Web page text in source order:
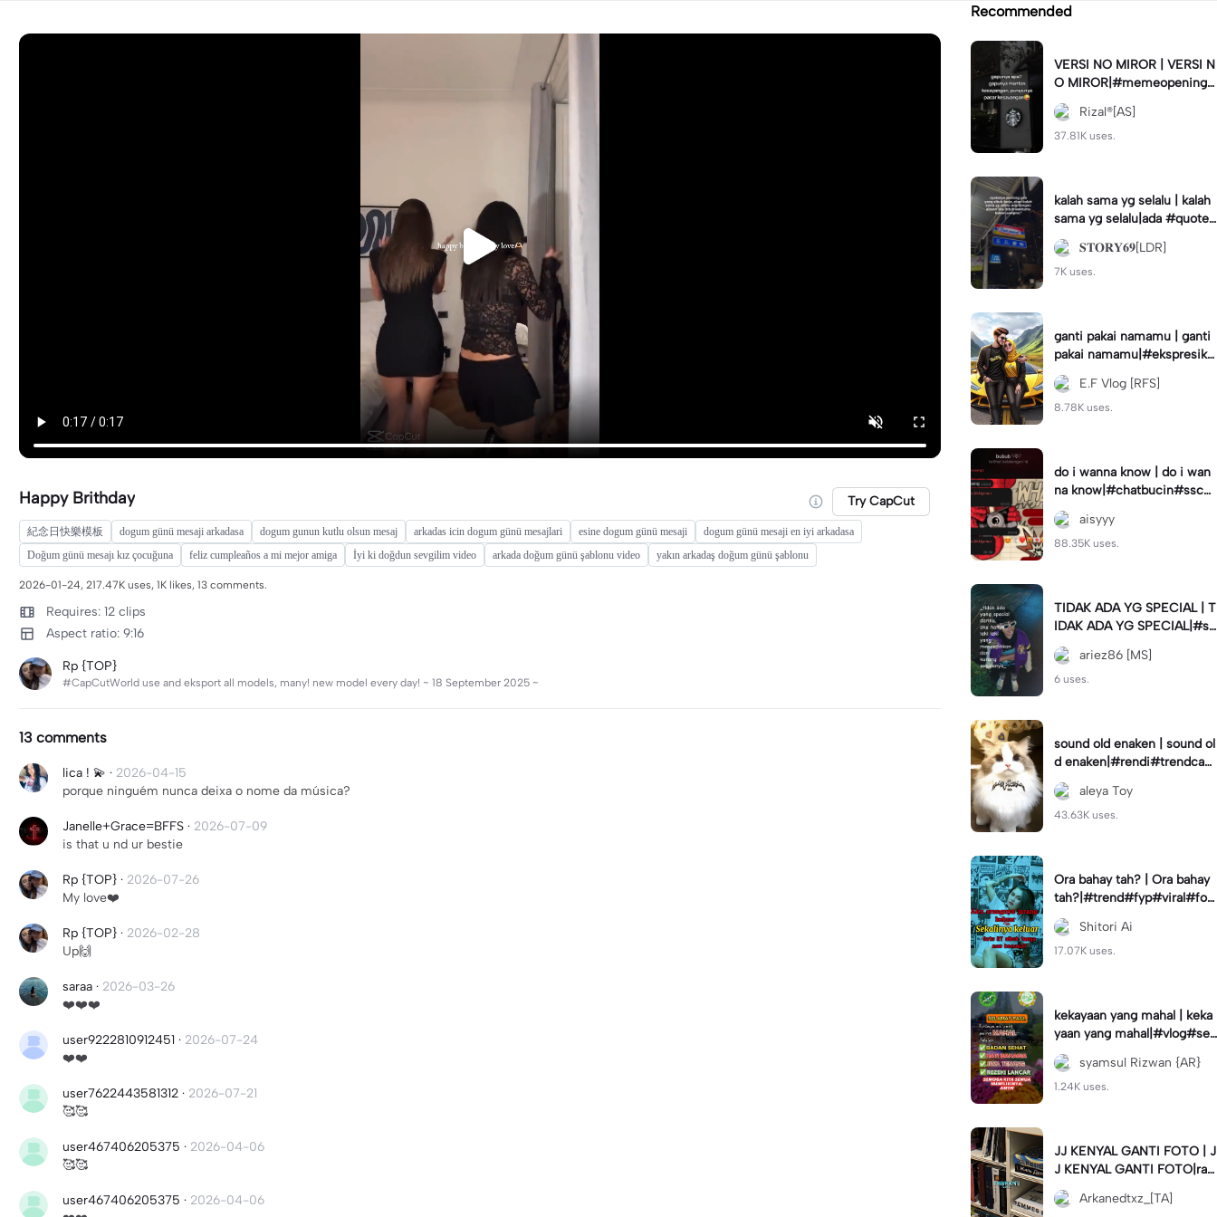
Happy Brithday Try CapCut
紀念日快樂模板 dogum günü mesaji arkadasa dogum gunun kutlu olsun mesaj arkadas icin dogum günü mesajlari esine dogum günü mesaji
dogum günü mesaji en iyi arkadasa
Doğum günü mesajı kız çocuğuna
feliz cumpleaños a mi mejor amiga İyi ki doğdun sevgilim video arkada doğum günü şablonu video yakın arkadaş doğum günü şablonu
2026-01-24, 217.47K uses, 1K likes, 13 comments.
Requires: 12 clips
Aspect ratio: 9:16
Rp {TOP}
#CapCutWorld use and eksport all models, many! new model every day! ~ 18 September 2025 ~
13 comments
lica ! 💫 · 2026-04-15
porque ninguém nunca deixa o nome da música?
Janelle+Grace=BFFS · 2026-07-09
is that u nd ur bestie
Rp {TOP} · 2026-07-26
My love❤️
Rp {TOP} · 2026-02-28
Up🙌
saraa · 2026-03-26
❤️❤️❤️
user9222810912451 · 2026-07-24
❤️❤️
user7622443581312 · 2026-07-21
🥰🥰
user467406205375 · 2026-04-06
🥰🥰
user467406205375 · 2026-04-06
Recommended
VERSI NO MIROR | VERSI N
O MIROR|#memeopening#
jjtipis#trendtiktok#fyp
Rizal®[AS]
37.81K uses.
kalah sama yg selalu | kalah
sama yg selalu|ada #quotes
tory#fyp #foryou
𝐒𝐓𝐎𝐑𝐘𝟔𝟗[LDR]
7K uses.
ganti pakai namamu | ganti
pakai namamu|#ekspresika
n2023#teamrfs#disney#a
nimation#trend
E.F Vlog [RFS]
8.78K uses.
do i wanna know | do i wan
na know|#chatbucin#sscha
aisyyy
88.35K uses.
TIDAK ADA YG SPECIAL | T
IDAK ADA YG SPECIAL|#st
atusharian#storywa#lakilaki
#special#quotes#fyp
ariez86 [MS]
6 uses.
sound old enaken | sound ol
d enaken|#rendi#trendcap
cut🔥
aleya Toy
43.63K uses.
Ora bahay tah? | Ora bahay
tah?|#trend#fyp#viral#for
you#status
Shitori Ai
17.07K uses.
kekayaan yang mahal | keka
yaan yang mahal|#vlog#se
muabisa#capcuthq#kata#
motivasi#
syamsul Rizwan {AR}
1.24K uses.
JJ KENYAL GANTI FOTO | J
J KENYAL GANTI FOTO|ra
mein napa #arkanedtxz #c
apcuthq #trend
Arkanedtxz_[TA]